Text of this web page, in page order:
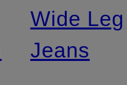
Wide Leg
Jeans